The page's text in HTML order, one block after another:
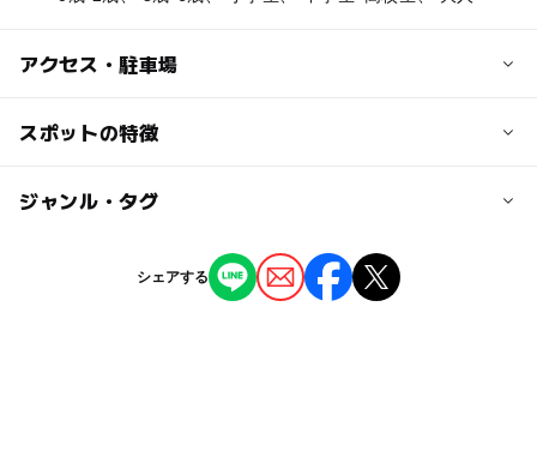
アクセス・駐車場
交通アクセス
スポットの特徴
駐車場あり ー
ー 託児所
ジャンル・タグ
シェアする